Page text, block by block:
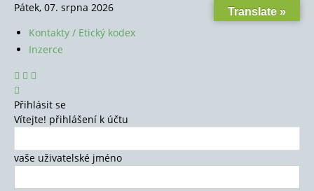
Pátek, 07. srpna 2026
Kontakty / Etický kodex
Inzerce
Přihlásit se
Vítejte! přihlášení k účtu
vaše uživatelské jméno
Translate »